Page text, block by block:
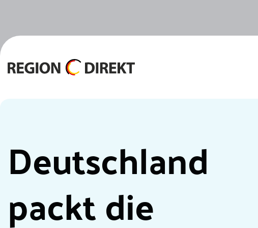
Skip to main content
Deutschland
packt die